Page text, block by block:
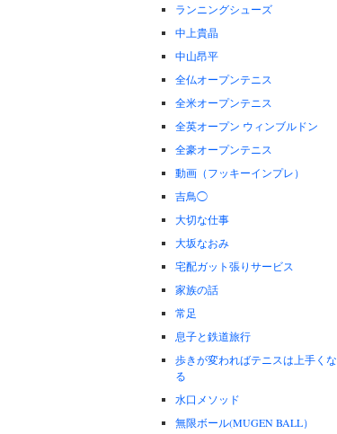
ランニングシューズ
中上貴晶
中山昂平
全仏オープンテニス
全米オープンテニス
全英オープン ウィンブルドン
全豪オープンテニス
動画（フッキーインプレ）
吉鳥◯
大切な仕事
大坂なおみ
宅配ガット張りサービス
家族の話
常足
息子と鉄道旅行
歩きが変わればテニスは上手くな
る
水口メソッド
無限ボール(MUGEN BALL）